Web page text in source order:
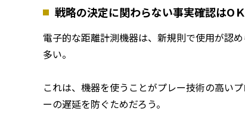
戦略の決定に関わらない事実確認はОＫ
電子的な距離計測機器は、新規則で使用が認
多い。
これは、機器を使うことがプレー技術の高い
ーの遅延を防ぐためだろう。